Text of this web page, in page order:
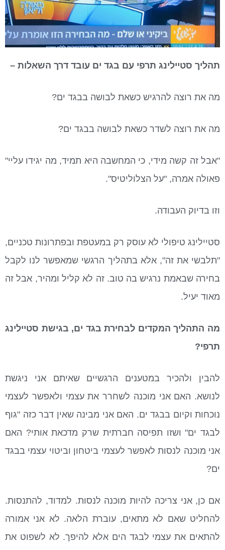
תהליך סטיילינג תרפי עם בגד ים עובד דרך השאלות –
מה את רוצה להרגיש כשאת לבושה בבגד ים?
מה את רוצה לשדר כשאת לבושה בבגד ים?
"אבל זה קשה מידי, כי המחשבה היא תמיד, מה יגידו עליי"
פאולה אמרה, "על הצלוליטיס".
וזו בדיוק העבודה.
סטיילינג טיפולי לא עוסק רק במעטפת ובפתרונות טכניים,
"תלבשי את זה", אלא בתהליך הרגשי שמאפשר לנו לקבל
בחירה שבאמת נרגיש בה טוב. זה לא קליל ומהיר, אבל זה
מאוד יעיל.
מה התהליך המקדים לבחירת בגד ים, בגישת סטיילינג
תרפי?
להבין ולהכיר במטענים הרגשיים שאיתם אני ניגשת
לנושא. האם אני מוכנה לשחרר את עצמי ולאפשר לעצמי
נוכחות וקיום בבגד ים. האם אני מבינה שאין דבר כזה "גוף
לבגד ים" ושזו תפיסה חברתית שרק מדכאת אותי? האם
אני מוכנה לנסות לאפשר לעצמי ביטחון וביטוי עצמי בבגד
ים?
אם כן, אני צריכה להיות מוכנה לנסות. למדוד, להתנסות.
להחליט שאם לא מתאים, עוברת הלאה. לא אני אמורה
להתאים את עצמי לבגד הים אלא להיפך. לא לשפוט את